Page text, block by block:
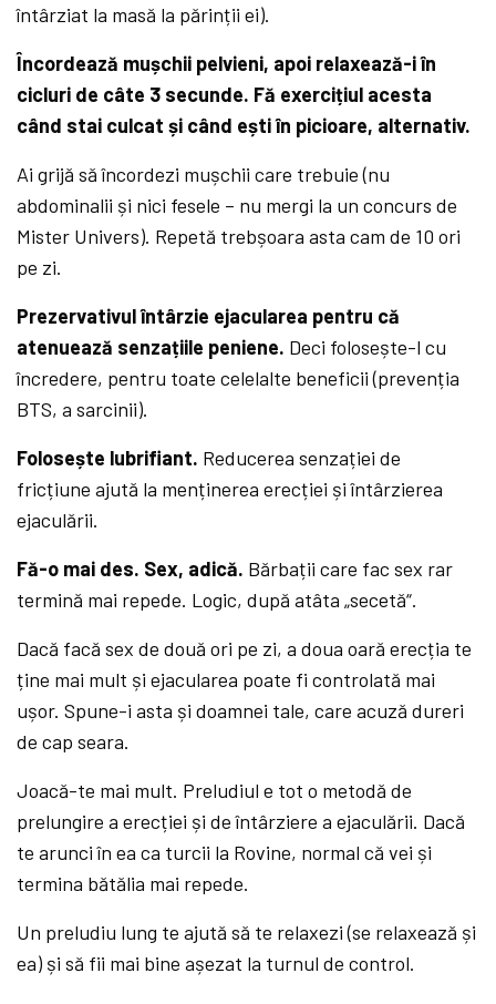
întârziat la masă la părinții ei).
Încordează mușchii pelvieni, apoi relaxează-i în
cicluri de câte 3 secunde. Fă exercițiul acesta
când stai culcat și când ești în picioare, alternativ.
Ai grijă să încordezi mușchii care trebuie (nu
abdominalii și nici fesele – nu mergi la un concurs de
Mister Univers). Repetă trebșoara asta cam de 10 ori
pe zi.
Prezervativul întârzie ejacularea pentru că
atenuează senzațiile peniene. Deci folosește-l cu
încredere, pentru toate celelalte beneficii (prevenția
BTS, a sarcinii).
Folosește lubrifiant. Reducerea senzației de
fricțiune ajută la menținerea erecției și întârzierea
ejaculării.
Fă-o mai des. Sex, adică. Bărbații care fac sex rar
termină mai repede. Logic, după atâta „secetă“.
Dacă facă sex de două ori pe zi, a doua oară erecția te
ține mai mult și ejacularea poate fi controlată mai
ușor. Spune-i asta și doamnei tale, care acuză dureri
de cap seara.
Joacă-te mai mult. Preludiul e tot o metodă de
prelungire a erecției și de întârziere a ejaculării. Dacă
te arunci în ea ca turcii la Rovine, normal că vei și
termina bătălia mai repede.
Un preludiu lung te ajută să te relaxezi (se relaxează și
ea) și să fii mai bine așezat la turnul de control.